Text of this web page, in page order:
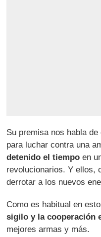
Su premisa nos habla
para luchar contra una
detenido el tiempo en
revolucionarios. Y ellos,
derrotar a los nuevos
Como es habitual en
sigilo y la cooperación
mejores armas y más.